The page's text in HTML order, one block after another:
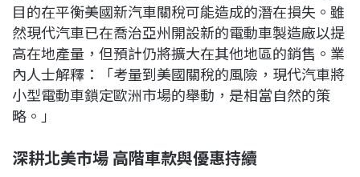
目的在平衡美國新汽車關稅可能造成的潛在損失。雖
然現代汽車已在喬治亞州開設新的電動車製造廠以提
高在地產量，但預計仍將擴大在其他地區的銷售。業
內人士解釋：「考量到美國關稅的風險，現代汽車將
小型電動車鎖定歐洲市場的舉動，是相當自然的策
略。」
深耕北美市場 高階車款與優惠持續